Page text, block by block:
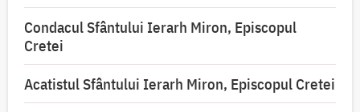
Condacul Sfântului Ierarh Miron, Episcopul
Cretei
Acatistul Sfântului Ierarh Miron, Episcopul Cretei